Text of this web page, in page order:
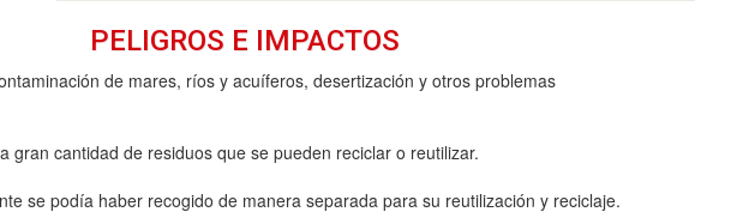
PELIGROS E IMPACTOS
de mares, ríos y acuíferos, desertización y otros problemas
cantidad de residuos que se pueden reciclar o reutilizar.
se podía haber recogido de manera separada para su reutilización y reciclaje.